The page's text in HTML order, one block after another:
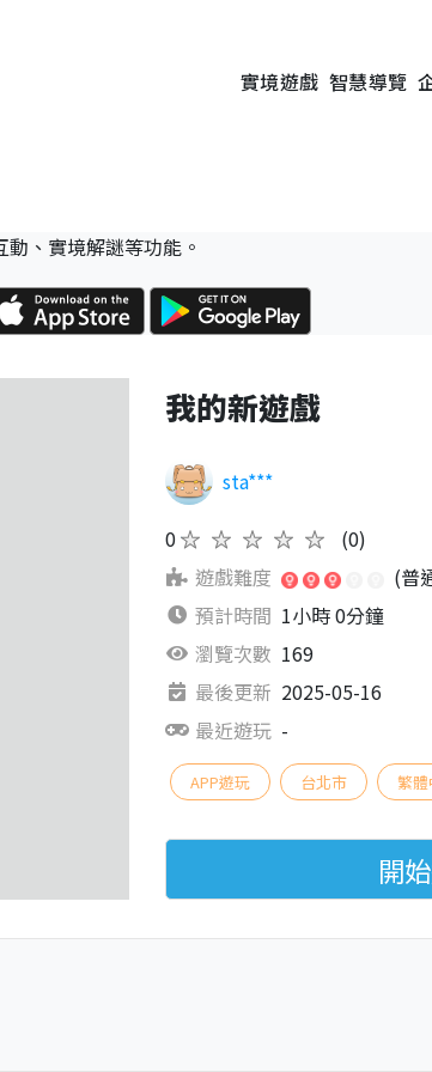
實境遊戲 智慧導覽
、實境解謎等功能。
我的新遊戲
sta***
0★★★★★
(0)
遊戲難度
(普
預計時間 1小時 0分鐘
瀏覽次數 169
最後更新 2025-05-16
最近遊玩 -
APP遊玩 台北市 繁
開